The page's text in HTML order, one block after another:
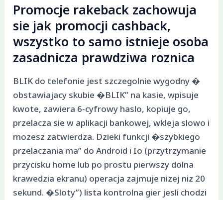
Promocje rakeback zachowuja
sie jak promocji cashback,
wszystko to samo istnieje osoba
zasadnicza prawdziwa roznica
BLIK do telefonie jest szczegolnie wygodny �
obstawiajacy skubie �BLIK” na kasie, wpisuje
kwote, zawiera 6-cyfrowy haslo, kopiuje go,
przelacza sie w aplikacji bankowej, wkleja slowo i
mozesz zatwierdza. Dzieki funkcji �szybkiego
przelaczania ma” do Android i Io (przytrzymanie
przycisku home lub po prostu pierwszy dolna
krawedzia ekranu) operacja zajmuje nizej niz 20
sekund. �Sloty”) lista kontrolna gier jesli chodzi